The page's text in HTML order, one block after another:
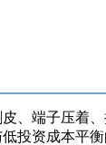
、端子压着
投资成本平